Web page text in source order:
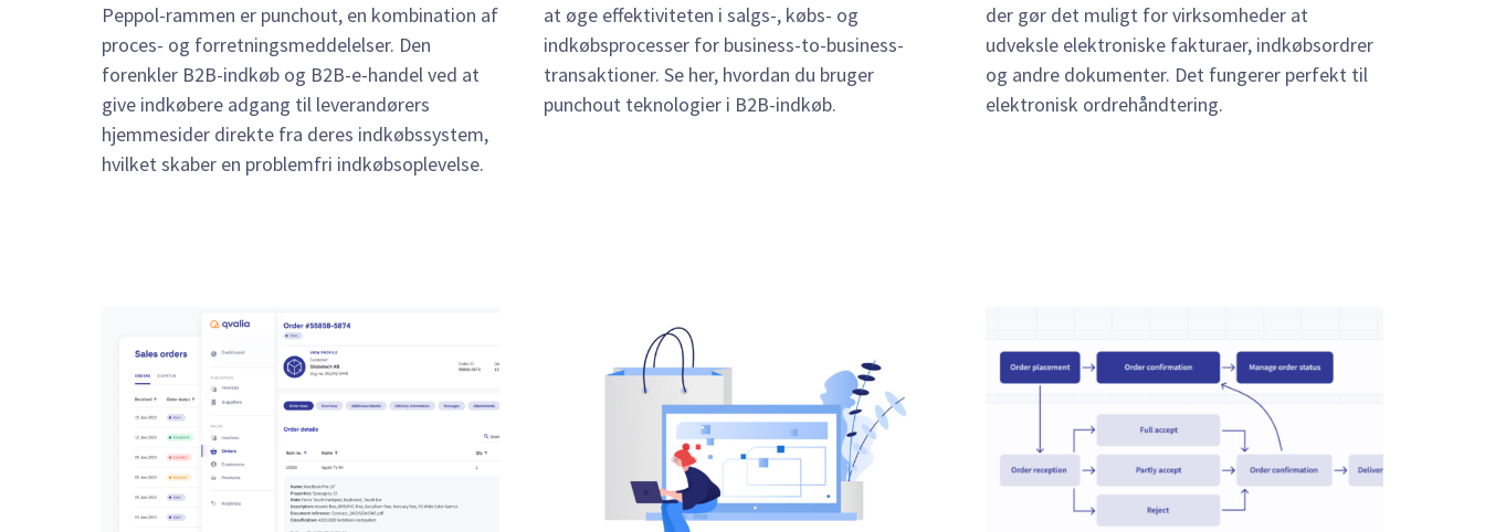
Peppol-rammen er punchout, en kombination af
proces- og forretningsmeddelelser. Den
forenkler B2B-indkøb og B2B-e-handel ved at
give indkøbere adgang til leverandørers
hjemmesider direkte fra deres indkøbssystem,
hvilket skaber en problemfri indkøbsoplevelse.
at øge effektiviteten i salgs-, købs- og
indkøbsprocesser for business-to-business-
transaktioner. Se her, hvordan du bruger
punchout teknologier i B2B-indkøb.
der gør det muligt for virksomheder at
udveksle elektroniske fakturaer, indkøbsordrer
og andre dokumenter. Det fungerer perfekt til
elektronisk ordrehåndtering.